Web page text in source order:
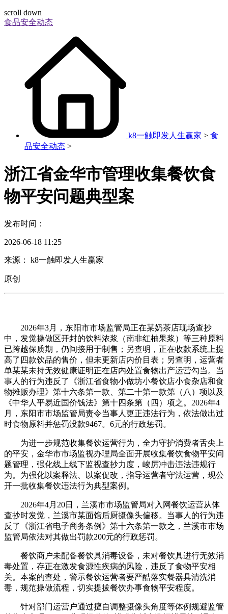
scroll down
食品安全动态
k8一触即发人生赢家 > 食
品安全动态 >
浙江省金华市管理收集餐饮食
物平安问题典型案
发布时间：
2026-06-18 11:25
来源： k8一触即发人生赢家
原创
2026年3月，东阳市市场监管局正在某奶茶店现场查抄
中，发觉操做区开封的饮料浓浆（南非红柚果浆）等三种原料
已跨越保质期，仍间接用于制售；另查明，正在收款系统上提
高了四款饮品的售价，但未更新店内价目表；另查明，运营者
单某某未持无效健康证明正在店内处置食物出产运营勾当。当
事人的行为违反了《浙江省食物小做坊小餐饮店小食杂店和食
物摊贩办理》第十六条第一款、第二十第一款第（八）项以及
《中华人平易近国价钱法》第十四条第（四）项之。2026年4
月，东阳市市场监管局责令当事人更正违法行为，依法做出过
时食物原料并惩罚没款9467。6元的行政惩罚。
为进一步规范收集餐饮运营行为，全力守护消费者舌尖上
的平安，金华市市场监视办理局全面开展收集餐饮食物平安问
题管理，强化线上线下监视查抄力度，峻厉冲击违法违规行
为。为强化以案释法、以案促改，指导运营者守法运营，现公
开一批收集餐饮违法行为典型案例。
2026年4月20日，兰溪市市场监管局对入网餐饮运营从体
查抄时发觉，兰溪市某面馆后厨摄像头偏移。当事人的行为违
反了《浙江省电子商务条例》第十六条第一款之，兰溪市市场
监管局依法对其做出罚款200元的行政惩罚。
餐饮商户未配备餐饮具消毒设备，未对餐饮具进行无效消
毒处置，存正在激发食源性疾病的风险，违反了食物平安相
关。本案的查处，警示餐饮运营者要严酷落实餐器具清洗消
毒，规范操做流程，切实提拔餐饮办事食物平安程度。
针对部门运营户通过擅自调整摄像头角度等体例规避监管